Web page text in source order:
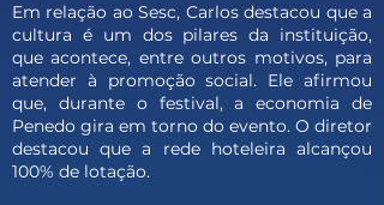
Em relação ao Sesc, Carlos destacou que a
cultura é um dos pilares da instituição,
que acontece, entre outros motivos, para
atender à promoção social. Ele afirmou
que, durante o festival, a economia de
Penedo gira em torno do evento. O diretor
destacou que a rede hoteleira alcançou
100% de lotação.